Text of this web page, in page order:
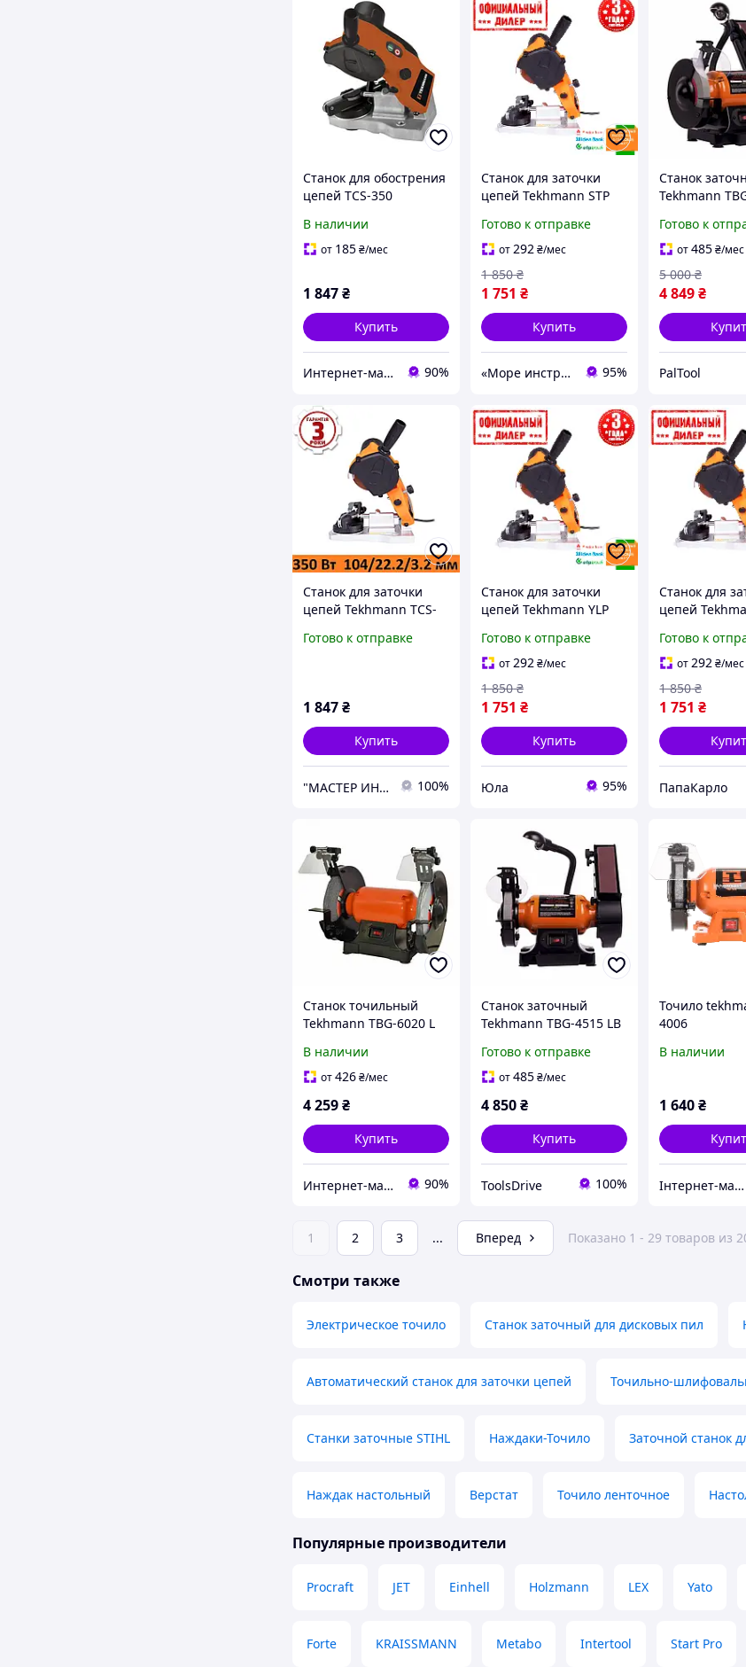
Станок для обострения
цепей TCS-350
В наличии
от 185₴/мес
1 847₴
Купить
Интернет-магазин "inGarden" 90%
Станок для заточки
цепей Tekhmann STP
Готово к отправке
от292₴/мес
1 751 ₴
1 850 ₴
Купить
«Море инструментов» 95%
Станок
Tekhmann
ленты50x686
Готово к
от485₴/мес
4 849₴
5 000 ₴
PalTool
Станок для заточки
цепей Tekhmann TCS-
Готово к отправке
1 847₴
Купить
"МАСТЕР ИНСТРУМЕНТ" - мастер в области инструмента 100%
Станок для заточки
цепей Tekhmann YLP
Готово к отправке
от292₴/мес
1 751 ₴
1 850 ₴
Купить
Юла 95%
Станок для
цепей
Готово к
от292₴/мес
1 751 ₴
1 850 ₴
ПапаКарло
Станок точильный
Tekhmann TBG-6020 L
В наличии
от426₴/мес
4 259₴
Купить
Интернет-магазин "inGarden" 90%
Станок заточный
Tekhmann TBG-4515 LB
точильный станок с
подсветкой и кругом
Готово к отправке
от485₴/мес
4 850₴
Купить
ToolsDrive 100%
Точило
4006
В наличии
1 640₴
Інтернет-магазин "Сад та город"
1 2 3 ... Вперед Показано 1 - 29 товаров из
Смотри также
Электрическое точило Станок заточный для дисковых пил
Автоматический станок для заточки цепей Точильно-
Станки заточные STIHL Наждаки-Точило Заточной станок
Наждак настольный Верстат Точило ленточное
Популярные производители
Procraft JET Einhell Holzmann LEX Yato
Forte KRAISSMANN Metabo Intertool Start Pro